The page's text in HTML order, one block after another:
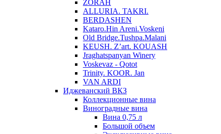
ZORAH
ALLURIA. TAKRI.
BERDASHEN
Kataro.Hin Areni.Voskeni
Old Bridge.Tushpa.Malani
KEUSH. Z’art. KOUASH
Jraghatspanyan Winery
Voskevaz - Qotot
Trinity. KOOR. Jan
VAN ARDI
Иджеванский ВКЗ
Коллекционные вина
Виноградные вина
Вина 0,75 л
Большой объем